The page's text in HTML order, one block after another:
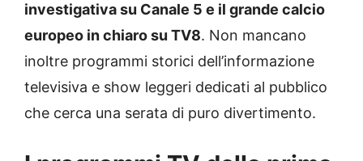
investigativa su Canale 5 e il grande calcio
europeo in chiaro su TV8. Non mancano
inoltre programmi storici dell’informazione
televisiva e show leggeri dedicati al pubblico
che cerca una serata di puro divertimento.